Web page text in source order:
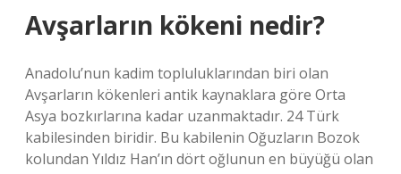
Avşarların kökeni nedir?
Anadolu’nun kadim topluluklarından biri olan
Avşarların kökenleri antik kaynaklara göre Orta
Asya bozkırlarına kadar uzanmaktadır. 24 Türk
kabilesinden biridir. Bu kabilenin Oğuzların Bozok
kolundan Yıldız Han’ın dört oğlunun en büyüğü olan